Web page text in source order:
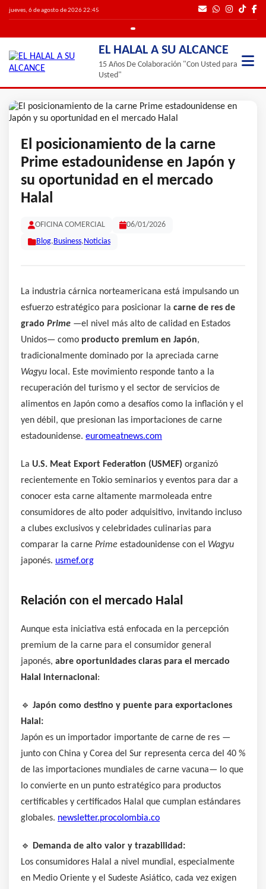
jueves, 6 de agosto de 2026 22:45
EL HALAL A SU ALCANCE
15 Años De Colaboración "Con Usted para
Usted"
El posicionamiento de la carne
Prime estadounidense en Japón y
su oportunidad en el mercado
Halal
OFICINA COMERCIAL 06/01/2026
Blog, Business, Noticias
La industria cárnica norteamericana está impulsando un
esfuerzo estratégico para posicionar la carne de res de
grado Prime —el nivel más alto de calidad en Estados
Unidos— como producto premium en Japón,
tradicionalmente dominado por la apreciada carne
Wagyu local. Este movimiento responde tanto a la
recuperación del turismo y el sector de servicios de
alimentos en Japón como a desafíos como la inflación y el
yen débil, que presionan las importaciones de carne
estadounidense. euromeatnews.com
La U.S. Meat Export Federation (USMEF) organizó
recientemente en Tokio seminarios y eventos para dar a
conocer esta carne altamente marmoleada entre
consumidores de alto poder adquisitivo, invitando incluso
a clubes exclusivos y celebridades culinarias para
comparar la carne Prime estadounidense con el Wagyu
japonés. usmef.org
Relación con el mercado Halal
Aunque esta iniciativa está enfocada en la percepción
premium de la carne para el consumidor general
japonés, abre oportunidades claras para el mercado
Halal internacional :
🔹 Japón como destino y puente para exportaciones
Halal:
Japón es un importador importante de carne de res —
junto con China y Corea del Sur representa cerca del 40 %
de las importaciones mundiales de carne vacuna— lo que
lo convierte en un punto estratégico para productos
certificables y certificados Halal que cumplan estándares
globales. newsletter.procolombia.co
🔹
Demanda de alto valor y trazabilidad:
Los consumidores Halal a nivel mundial, especialmente
en Medio Oriente y el Sudeste Asiático, cada vez exigen